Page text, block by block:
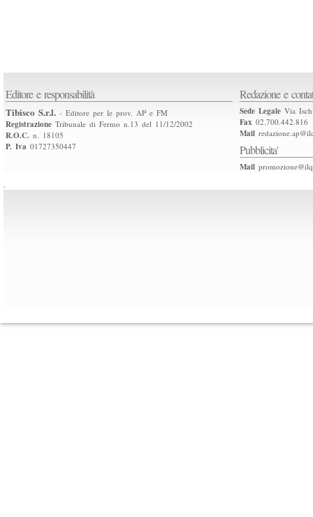
Editore e responsabilità
Tibisco S.r.l. - Editore per le prov. AP e FM
Registrazione Tribunale di Fermo n.13 del 11/12/2002
R.O.C. n. 18105
P. Iva 01727350447
Redazione e
Sede Legale Via
Fax 02.700.442.816
Mail
Pubblicita'
Mail
.